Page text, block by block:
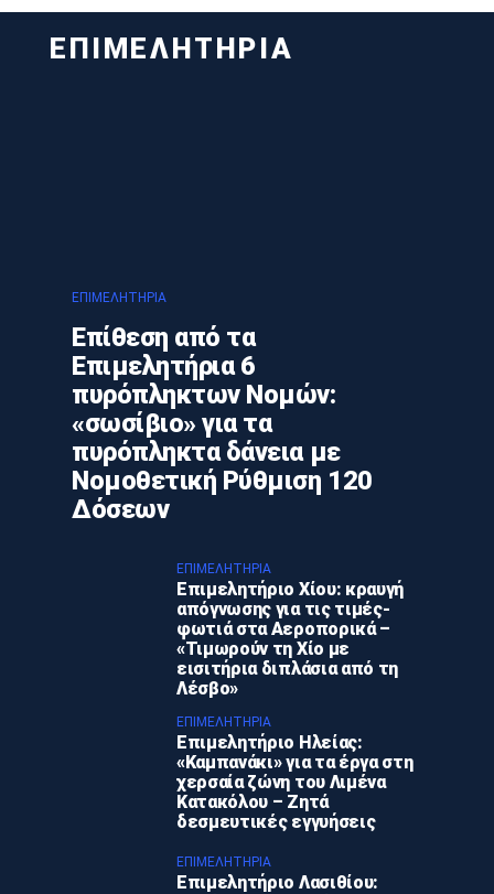
ΕΠΙΜΕΛΗΤΗΡΙΑ
ΕΠΙΜΕΛΗΤΉΡΙΑ
Επίθεση από τα
Επιμελητήρια 6
πυρόπληκτων Νομών:
«σωσίβιο» για τα
πυρόπληκτα δάνεια με
Νομοθετική Ρύθμιση 120
Δόσεων
ΕΠΙΜΕΛΗΤΉΡΙΑ
Επιμελητήριο Χίου: κραυγή
απόγνωσης για τις τιμές-
φωτιά στα Αεροπορικά –
«Τιμωρούν τη Χίο με
εισιτήρια διπλάσια από τη
Λέσβο»
ΕΠΙΜΕΛΗΤΉΡΙΑ
Επιμελητήριο Ηλείας:
«Καμπανάκι» για τα έργα στη
χερσαία ζώνη του Λιμένα
Κατακόλου – Ζητά
δεσμευτικές εγγυήσεις
ΕΠΙΜΕΛΗΤΉΡΙΑ
Επιμελητήριο Λασιθίου: